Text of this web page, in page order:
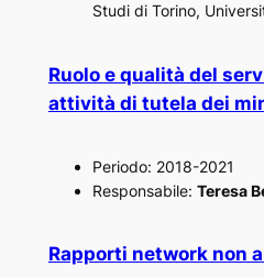
Studi di Torino,
Ruolo e qualità del
attività di tutela dei
Periodo: 2018-2021
Responsabile: Teresa
Rapporti network non